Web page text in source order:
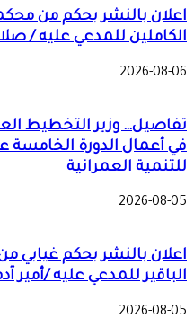
اعلان بالنشر بحكم من
الكاملين للمدعي عليه /
2026-08-06
تفاصيل… وزير التخطيط
في أعمال الدورة
للتنمية العمرانية
2026-08-05
اعلان بالنشر بحكم غيابي
الباقير للمدعي عليه /أمير
2026-08-05